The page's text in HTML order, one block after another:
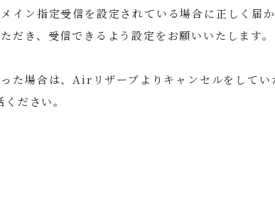
イン指定受信を設定されている場合に正しく届
だき、受信できるよう設定をお願いいたします。
た場合は、Airリザーブよりキャンセルをしてい
ださい。